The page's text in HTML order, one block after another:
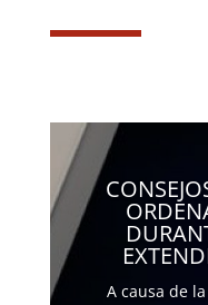
A causa de